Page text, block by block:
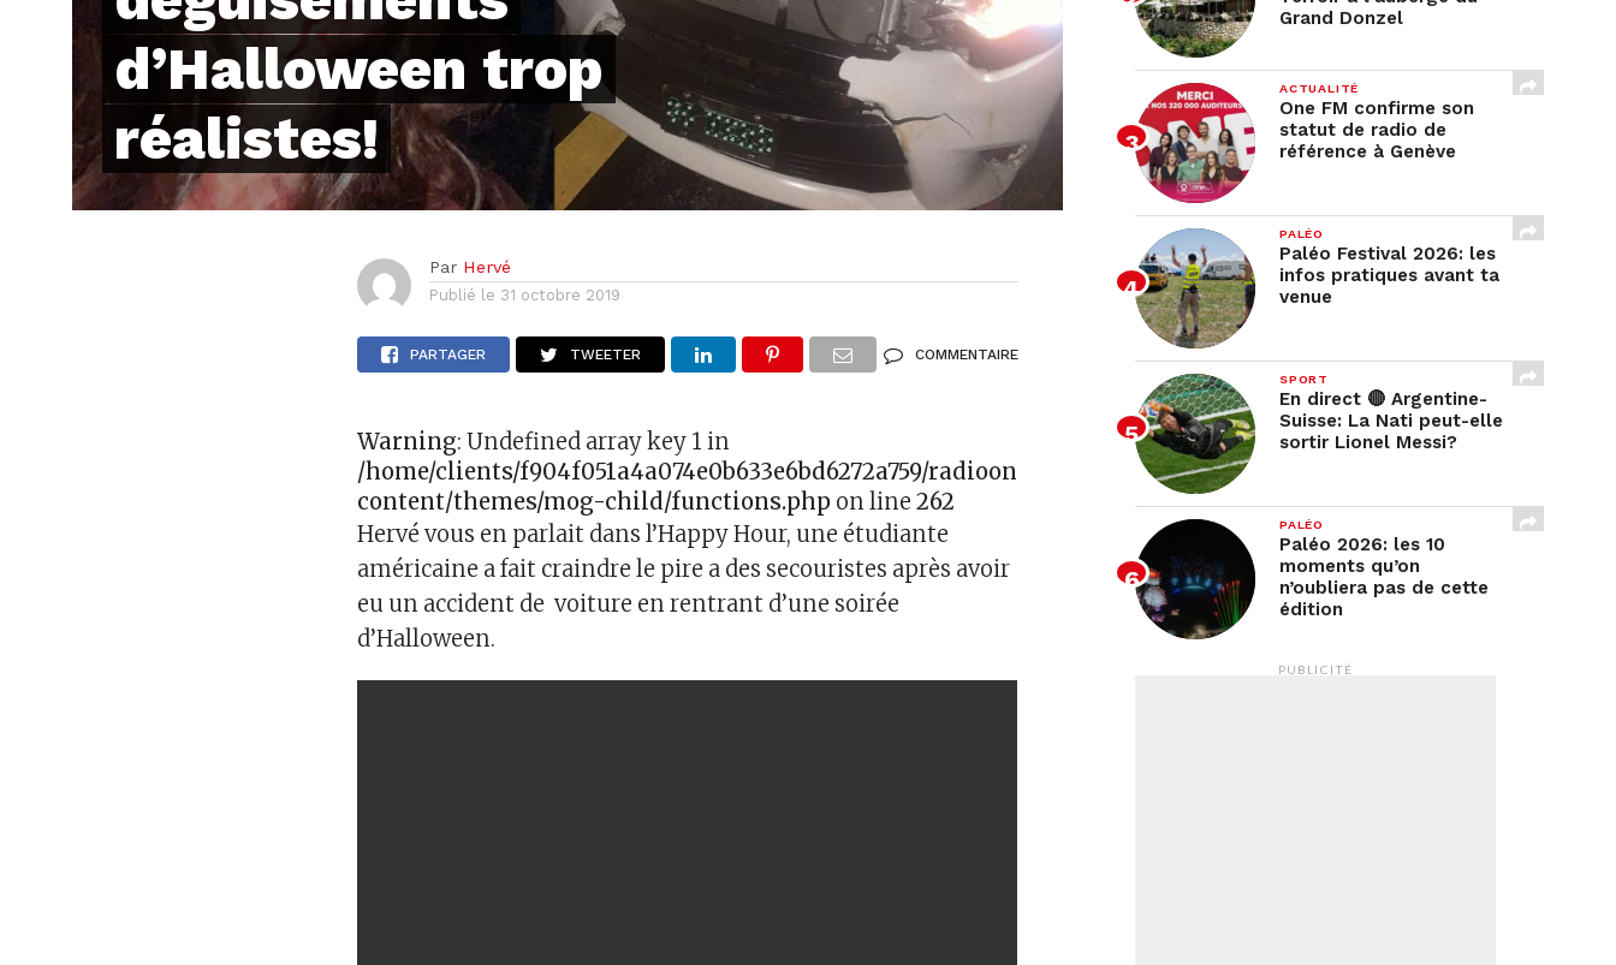
d’Halloween trop
réalistes!
Par Hervé
Publié le 31 octobre 2019
PARTAGER TWEETER COMMENTAIRE
Warning: Undefined array key 1 in
/home/clients/f904f051a4a074e0b633e6bd6272a759/radioonefm/wp-
content/themes/mog-child/functions.php on line262
Hervé vous en parlait dans l’Happy Hour, une étudiante
américaine a fait craindre le pire a des secouristes après avoir
eu un accident de voiture en rentrant d’une soirée
d’Halloween.
Grand Donzel
ACTUALITÉ
One FM confirme son
statut de radio de
référence à Genève
PALÉO
Paléo Festival 2026: les
infos pratiques avant ta
venue
SPORT
En direct 🔴 Argentine-
Suisse: La Nati peut-elle
sortir Lionel Messi?
PALÉO
Paléo 2026: les 10
moments qu’on
n’oubliera pas de cette
édition
PUBLICITÉ